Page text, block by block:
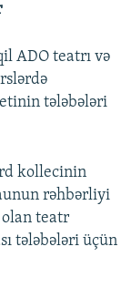
ADO teatrı və
tələbələri
kollecinin
rəhbərliyi
teatr
tələbələri üçün